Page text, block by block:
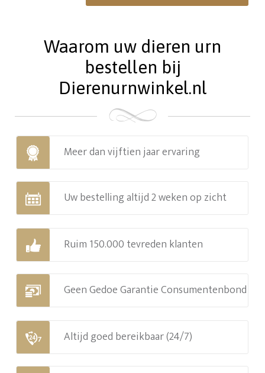
Waarom uw dieren urn
bestellen bij
Dierenurnwinkel.nl
Meer dan vijftien jaar ervaring
Uw bestelling altijd 2 weken op zicht
Ruim 150.000 tevreden klanten
Geen Gedoe Garantie Consumentenbond
Altijd goed bereikbaar (24/7)